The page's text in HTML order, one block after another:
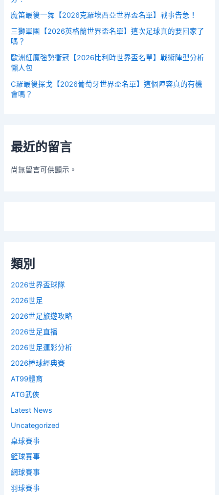
魔笛最後一舞【2026克羅埃西亞世界盃名單】戰事告急！
三獅軍團【2026英格蘭世界盃名單】這次足球真的要回家了
嗎？
歐洲紅魔強勢衝冠【2026比利時世界盃名單】戰術陣型分析
懶人包
C羅最後探戈【2026葡萄牙世界盃名單】這個陣容真的有機
會嗎？
最近的留言
尚無留言可供顯示。
類別
2026世界盃球隊
2026世足
2026世足旅遊攻略
2026世足直播
2026世足運彩分析
2026棒球經典賽
AT99體育
ATG武俠
Latest News
Uncategorized
桌球賽事
籃球賽事
網球賽事
羽球賽事